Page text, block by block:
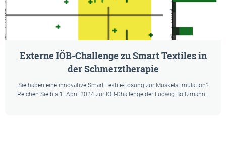
Externe IÖB-Challenge zu Smart Textiles in
der Schmerztherapie
Sie haben eine innovative Smart Textile-Lösung zur Muskelstimulation?
Reichen Sie bis 1. April 2024 zur IÖB-Challenge der Ludwig Boltzmann…